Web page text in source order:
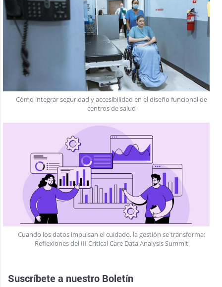
Cómo integrar seguridad y accesibilidad en el diseño funcional de
centros de salud
Cuando los datos impulsan el cuidado, la gestión se transforma:
Reflexiones del III Critical Care Data Analysis Summit
Suscríbete a nuestro Boletín